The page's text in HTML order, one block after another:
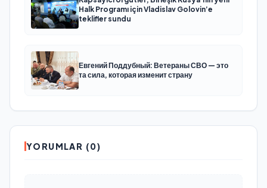
Halk Programı için Vladislav Golovin’e
teklifler sundu
Евгений Поддубный: Ветераны СВО — это
та сила, которая изменит страну
YORUMLAR (0)